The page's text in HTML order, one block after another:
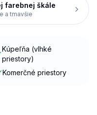
farebnej škále
a tmavšie
Kúpeľňa (vlhké
priestory)
Komerčné priestory